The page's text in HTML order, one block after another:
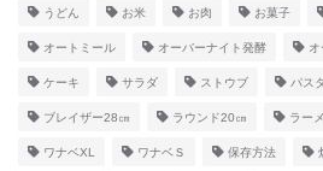
うどん お米 お肉 お菓子
オートミール オーバーナイト発酵 オ
ケーキ サラダ ストウブ パスタ
ブレイザー28㎝ ラウンド20㎝ ラー
ワナベXL ワナベＳ 保存方法